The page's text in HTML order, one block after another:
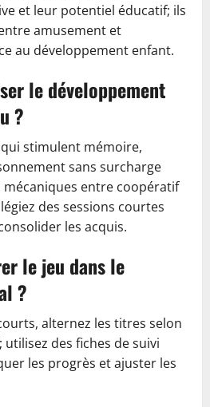
et leur potentiel éducatif; ils
amusement et
au développement enfant.
le développement
?
stimulent mémoire,
sans surcharge
mécaniques entre coopératif
des sessions courtes
les acquis.
le jeu dans le
?
alternez les titres selon
utilisez des fiches de suivi
les progrès et ajuster les